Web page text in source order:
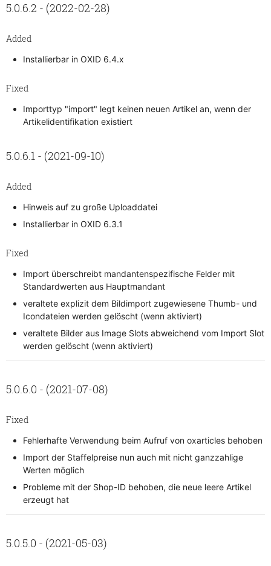
5.0.6.2 - (2022-02-28)
Added
Installierbar in OXID 6.4.x
Fixed
Importtyp "import" legt keinen neuen Artikel an, wenn der
Artikelidentifikation existiert
5.0.6.1 - (2021-09-10)
Added
Hinweis auf zu große Uploaddatei
Installierbar in OXID 6.3.1
Fixed
Import überschreibt mandantenspezifische Felder mit
Standardwerten aus Hauptmandant
veraltete explizit dem Bildimport zugewiesene Thumb- und
Icondateien werden gelöscht (wenn aktiviert)
veraltete Bilder aus Image Slots abweichend vom Import Slot
werden gelöscht (wenn aktiviert)
5.0.6.0 - (2021-07-08)
Fixed
Fehlerhafte Verwendung beim Aufruf von oxarticles behoben
Import der Staffelpreise nun auch mit nicht ganzzahlige
Werten möglich
Probleme mit der Shop-ID behoben, die neue leere Artikel
erzeugt hat
5.0.5.0 - (2021-05-03)